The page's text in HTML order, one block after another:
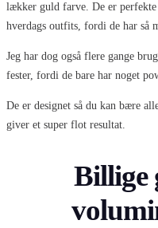
lækker guld farve. De er
hverdags outfits, fordi de har så
Jeg har dog også flere gange
fester, fordi de bare har noget
De er designet så du kan bære
giver et super flot resultat.
Billige